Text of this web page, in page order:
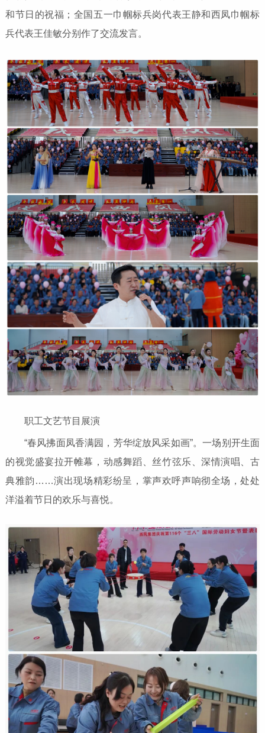
和节日的祝福；全国五一巾帼标兵岗代表王静和西凤巾帼标
兵代表王佳敏分别作了交流发言。
职工文艺节目展演
“春风拂面凤香满园，芳华绽放风采如画”。一场别开生面
的视觉盛宴拉开帷幕，动感舞蹈、丝竹弦乐、深情演唱、古
典雅韵……演出现场精彩纷呈，掌声欢呼声响彻全场，处处
洋溢着节日的欢乐与喜悦。